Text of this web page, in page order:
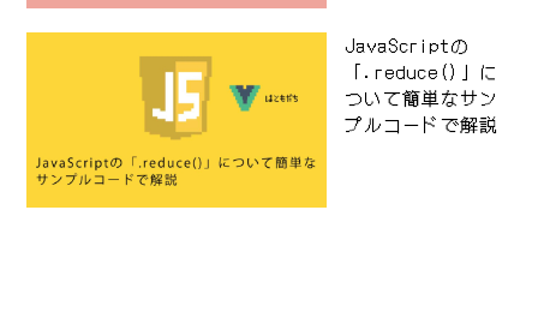
JavaScriptの
「.reduce()」に
ついて簡単なサン
プルコードで解説